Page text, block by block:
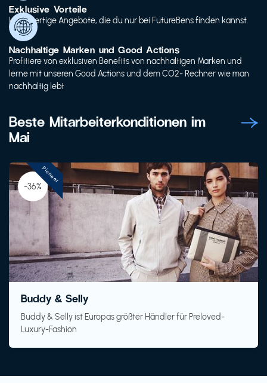
Exklusive Vorteile
Hochwertige Angebote, die du nur bei FutureBens finden kannst.
Nachhaltige Marken und Good Actions
Profitiere von exklusiven Benefits von nachhaltigen Marken und
lerne mit unseren Good Actions und dem CO2- Rechner wie man
nachhaltig lebt
Beste Mitarbeiterkonditionen im
Mai
-36%
Buddy & Selly
Buddy & Selly ist Europas größter Händler für Preloved-
Luxury-Fashion
Pioneer